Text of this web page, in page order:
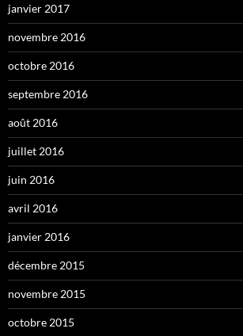
janvier 2017
novembre 2016
octobre 2016
septembre 2016
août 2016
juillet 2016
juin 2016
avril 2016
janvier 2016
décembre 2015
novembre 2015
octobre 2015